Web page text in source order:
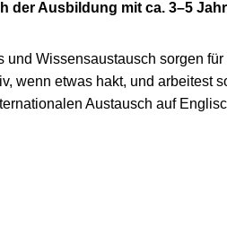
der Ausbildung mit ca. 3–5
und Wissensaustausch sorgen
wenn etwas hakt, und arbeitest
Austausch auf